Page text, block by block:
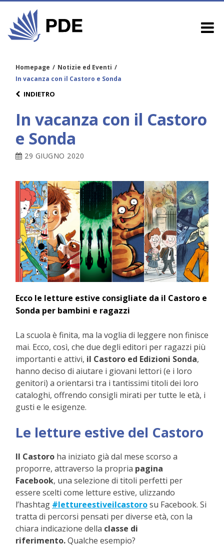
Homepage / Notizie ed Eventi /
In vacanza con il Castoro e Sonda
INDIETRO
In vacanza con il Castoro
e Sonda
29 GIUGNO 2020
Ecco le letture estive consigliate da il Castoro e
Sonda per bambini e ragazzi
La scuola è finita, ma la voglia di leggere non finisce
mai. Ecco, così, che due degli editori per ragazzi più
importanti e attivi, il Castoro ed Edizioni Sonda,
hanno deciso di aiutare i giovani lettori (e i loro
genitori) a orientarsi tra i tantissimi titoli dei loro
cataloghi, offrendo consigli mirati per tutte le età, i
gusti e le esigenze.
Le letture estive del Castoro
Il Castoro ha iniziato già dal mese scorso a
proporre, attraverso la propria pagina
Facebook, una selezione di titoli perfetti per
essere scelti come letture estive, ulizzando
l’hashtag #lettureestiveilcastorosu Facebook. Si
tratta di percorsi pensati per diverse età, con la
chiara indicazione della classe di
riferimento.Qualche esempio?